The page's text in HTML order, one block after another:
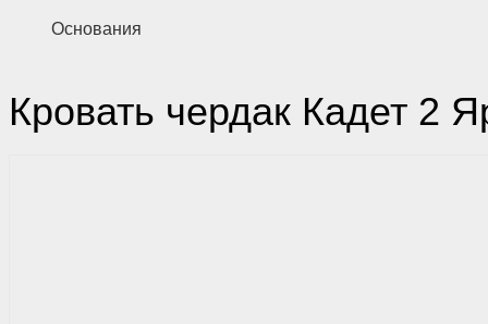
Основания
Кровать чердак Кадет 2